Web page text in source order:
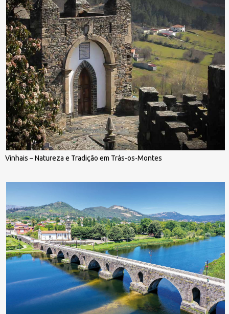
Vinhais – Natureza e Tradição em Trás-os-Montes